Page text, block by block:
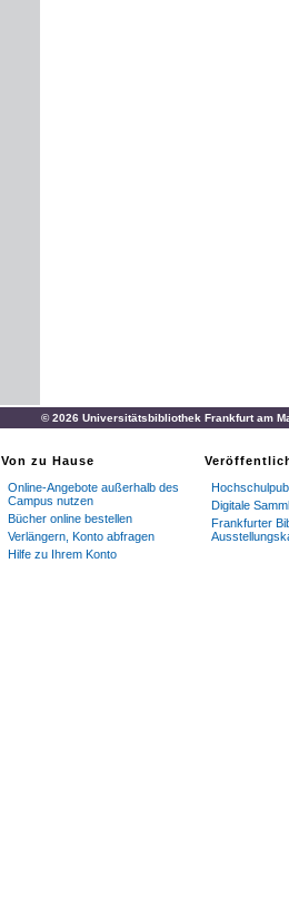
© 2026 Universitätsbibliothek Frankfurt am
Von zu Hause
Online-Angebote außerhalb des
Campus nutzen
Bücher online bestellen
Verlängern, Konto abfragen
Hilfe zu Ihrem Konto
Digitale
Frankfurter